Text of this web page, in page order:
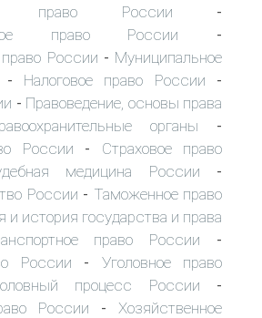
право России -
право России -
России - Муниципальное
- Налоговое право России -
- Правоведение, основы права
органы -
России - Страховое право
медицина России -
России - Таможенное право
и история государства и права
право России -
России - Уголовное право
процесс России -
России - Хозяйственное